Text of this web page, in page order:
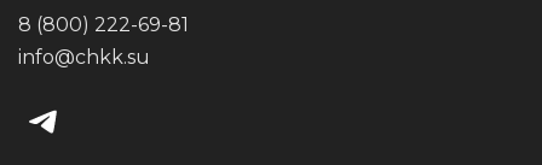
8 (800) 222-69-81
info@chkk.su